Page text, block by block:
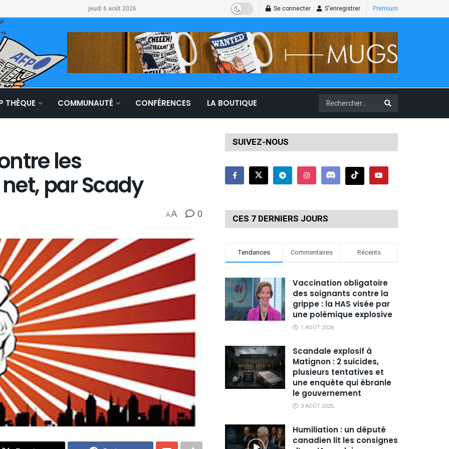
jeudi 6 août 2026 Se connecter S'enregistrer Premium
THÈQUE COMMUNAUTÉ CONFÉRENCES LA BOUTIQUE
les
par Scady
AA 0
SUIVEZ-NOUS
CES 7 DERNIERS JOURS
Tendances Commentaires Récents
Vaccination obligatoire
des soignants contre la
grippe : la HAS visée par
une polémique explosive
1 AOÛT 2026
Scandale explosif à
Matignon : 2 suicides,
plusieurs tentatives et
une enquête qui ébranle
le gouvernement
3 AOÛT 2026
Humiliation : un député
canadien lit les consignes